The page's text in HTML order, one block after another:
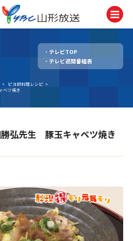
レゼント
テレビTOP
テレビ週間番組表
> ピヨ卵料理レシピ >
ツ焼き
弘先生 豚玉キャベツ焼き